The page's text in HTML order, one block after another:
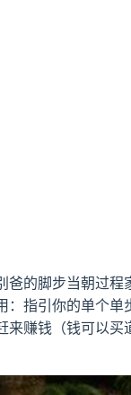
的脚步当朝过
指引你的单个
赚钱（钱可以